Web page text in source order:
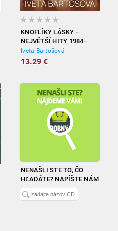
KNOFLÍKY LÁSKY -
NEJVĚTŠÍ HITY 1984-
2012
Iveta Bartošová
13.29 €
NENAŠLI STE TO, ČO
HĽADÁTE? NAPÍŠTE NÁM